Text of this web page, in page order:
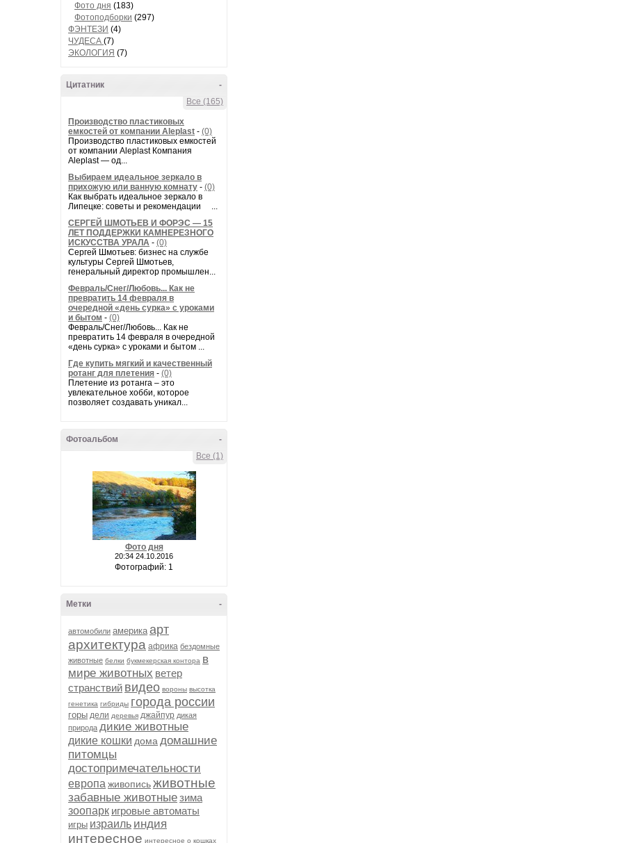
Фото дня (183)
Фотоподборки (297)
ФЭНТЕЗИ (4)
ЧУДЕСА (7)
ЭКОЛОГИЯ (7)
-
Цитатник
Все (165)
Производство пластиковых
емкостей от компании Aleplast - (0)
Производство пластиковых емкостей
от компании Aleplast Компания
Aleplast — од...
Выбираем идеальное зеркало в
прихожую или ванную комнату - (0)
Как выбрать идеальное зеркало в
Липецке: советы и рекомендации ...
СЕРГЕЙ ШМОТЬЕВ И ФОРЭС — 15
ЛЕТ ПОДДЕРЖКИ КАМНЕРЕЗНОГО
ИСКУССТВА УРАЛА - (0)
Сергей Шмотьев: бизнес на службе
культуры Сергей Шмотьев,
генеральный директор промышлен...
Февраль/Снег/Любовь... Как не
превратить 14 февраля в
очередной «день сурка» с уроками
и бытом - (0)
Февраль/Снег/Любовь... Как не
превратить 14 февраля в очередной
«день сурка» с уроками и бытом ...
Где купить мягкий и качественный
ротанг для плетения - (0)
Плетение из ротанга – это
увлекательное хобби, которое
позволяет создавать уникал...
-
Фотоальбом
Все (1)
Фото дня
20:34 24.10.2016
Фотографий: 1
-
Метки
автомобили америка арт
архитектура африка бездомные
животные белки букмекерская контора в
мире животных ветер
странствий видео вороны высотка
генетика гибриды города россии
горы дели деревья джайпур дикая
природа дикие животные
дикие кошки дома домашние
питомцы
достопримечательности
европа живописьживотные
забавные животныезима
зоопарк игровые автоматы
игры израиль индия
интересное интересное о кошках